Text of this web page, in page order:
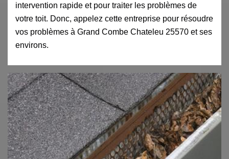
intervention rapide et pour traiter les problèmes de
votre toit. Donc, appelez cette entreprise pour résoudre
vos problèmes à Grand Combe Chateleu 25570 et ses
environs.